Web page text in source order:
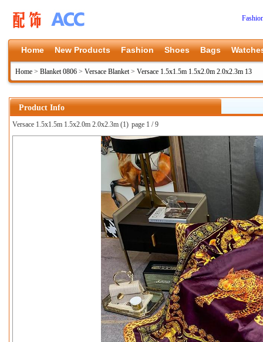
Home New Products Fashion Shoes Bags
Home > Blanket 0806 > Versace Blanket> Versace 1.5x1.5m 1.5x2.0m 2.0x2.3m 13
Product Info
Versace 1.5x1.5m 1.5x2.0m 2.0x2.3m (1) page 1 / 9
上一张